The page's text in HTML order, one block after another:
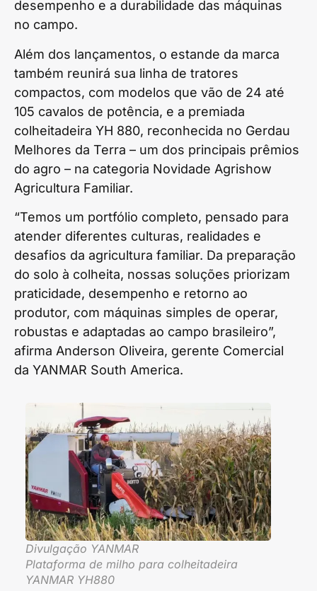
desempenho e a durabilidade das máquinas
no campo.
Além dos lançamentos, o estande da marca
também reunirá sua linha de tratores
compactos, com modelos que vão de 24 até
105 cavalos de potência, e a premiada
colheitadeira YH 880, reconhecida no Gerdau
Melhores da Terra – um dos principais prêmios
do agro – na categoria Novidade Agrishow
Agricultura Familiar.
“Temos um portfólio completo, pensado para
atender diferentes culturas, realidades e
desafios da agricultura familiar. Da preparação
do solo à colheita, nossas soluções priorizam
praticidade, desempenho e retorno ao
produtor, com máquinas simples de operar,
robustas e adaptadas ao campo brasileiro”,
afirma Anderson Oliveira, gerente Comercial
da YANMAR South America.
Divulgação YANMAR
Plataforma de milho para colheitadeira
YANMAR YH880